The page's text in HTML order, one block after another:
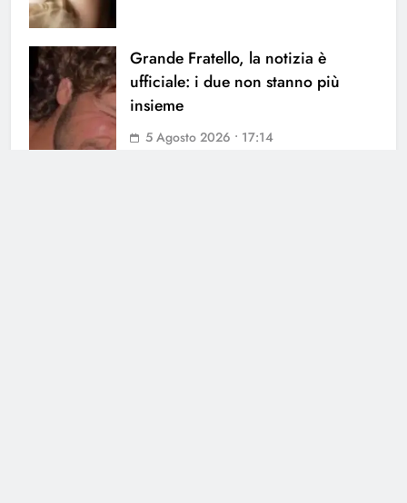
Grande Fratello, la notizia è
ufficiale: i due non stanno più
insieme
5 Agosto 2026 • 17:14